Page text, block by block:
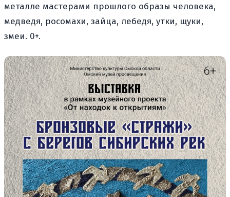
металле мастерами прошлого образы человека,
медведя, росомахи, зайца, лебедя, утки, щуки,
змеи. 0+.